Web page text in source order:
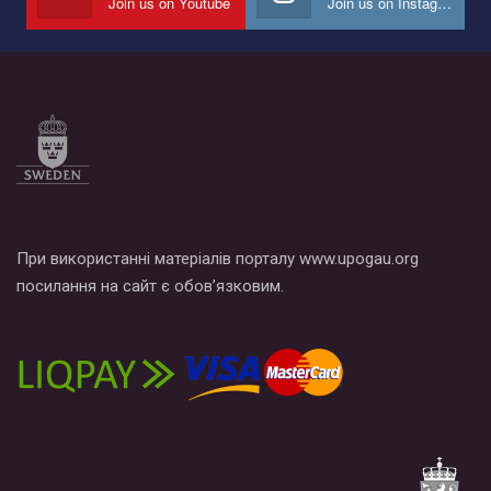
При використанні матеріалів порталу www.upogau.org
посилання на сайт є обов’язковим.